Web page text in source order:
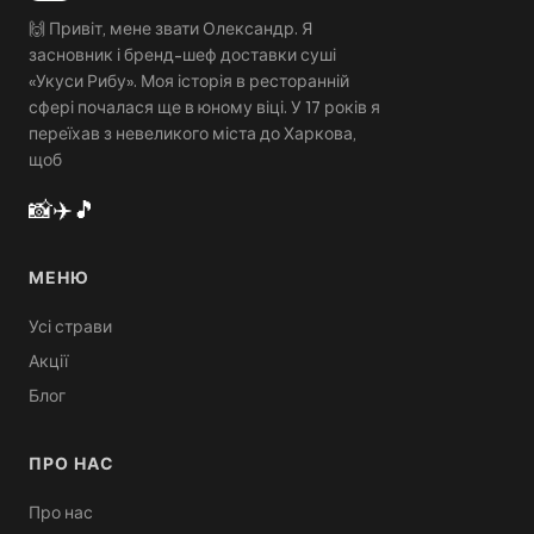
🙌 Привіт, мене звати Олександр. Я
засновник і бренд-шеф доставки суші
«Укуси Рибу». Моя історія в ресторанній
сфері почалася ще в юному віці. У 17 років я
переїхав з невеликого міста до Харкова,
щоб
📸✈️🎵
МЕНЮ
Усі страви
Акції
Блог
ПРО НАС
Про нас